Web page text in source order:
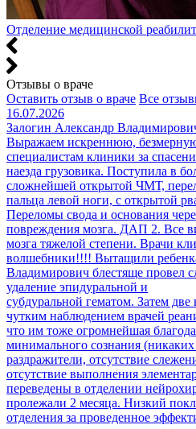
Отделение медицинской
Отзывы о враче
Оставить отзыв о враче Все
16.07.2026
Залогин Александр
Выражаем искреннюю, безмерную
специалистам клиники за
наезда грузовика. Поступила в
сложнейшей открытой ЧМТ,
пальца левой ноги, с открытой
Переломы свода и основания
повреждения мозга. ДАП 2. Все
мозга тяжелой степени. Врачи
волшебники!!!! Вытащили
Владимирович блестяще провел
удаление эпидуральной и
субдуральной гематом. Затем
чутким наблюдением врачей
что им тоже огромнейшая
минимального сознания
раздражители, отсутствие
отсутствие выполнения
переведены в отделении
пролежали 2 месяца. Низкий
отделения за проведенное